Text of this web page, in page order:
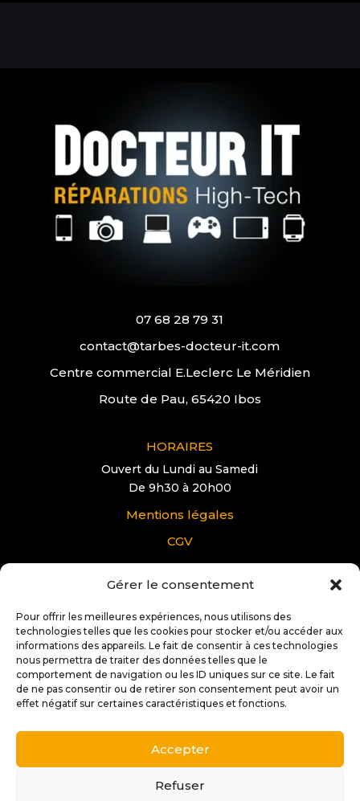
Gérer le consentement
Pour offrir les meilleures expériences, nous utilisons des
technologies telles que les cookies pour stocker et/ou accéder aux
informations des appareils. Le fait de consentir à ces technologies
nous permettra de traiter des données telles que le
comportement de navigation ou les ID uniques sur ce site. Le fait
de ne pas consentir ou de retirer son consentement peut avoir un
effet négatif sur certaines caractéristiques et fonctions.
Accepter
Refuser
07 68 28 79 31
contact@tarbes-docteur-it.com
Centre commercial E.Leclerc Le Méridien
Route de Pau, 65420 Ibos
HORAIRES
Ouvert du Lundi au Samedi
De 9h30 à 20h00
Mentions légales
CGV
VOUS AVEZ UNE QUESTION?
Pour tous renseignements supplémentaire sur
Docteur IT Ibos:
Contactez nous
Conception et réalisation:
Soffiati | 2s Créations Web